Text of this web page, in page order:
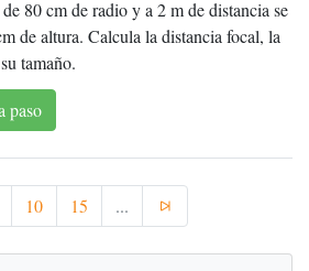
80 cm de radio y a 2 m de distancia se
de altura. Calcula la distancia focal, la
tamaño.
paso
10 15 ...